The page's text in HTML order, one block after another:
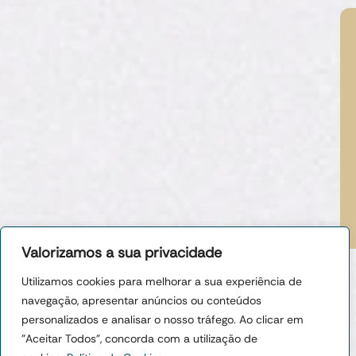
Valorizamos a sua privacidade
Utilizamos cookies para melhorar a sua experiência de
navegação, apresentar anúncios ou conteúdos
personalizados e analisar o nosso tráfego. Ao clicar em
"Aceitar Todos", concorda com a utilização de
Desenvolvid
o por Dash
Digital Lda
-© 2026 -
All Rights
Reserved
Termos e Condições
Política de Privacidade
Política de Cookies
Livro de Reclamações